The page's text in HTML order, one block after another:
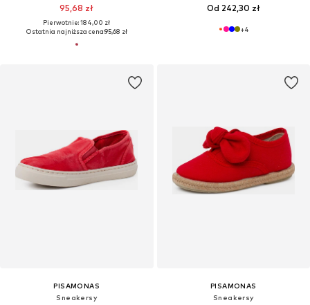
95,68 zł
Pierwotnie: 184,00 zł
Ostatnia najniższa cena:95,68 zł
Od 242,30 zł
+4
PISAMONAS
Sneakersy
PISAMONAS
Sneakersy